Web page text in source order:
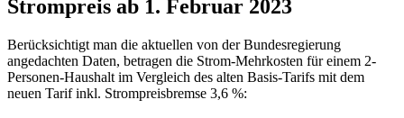
Strompreis ab 1. Februar 2023
Berücksichtigt man die aktuellen von der Bundesregierung
angedachten Daten, betragen die Strom-Mehrkosten für einem 2-
Personen-Haushalt im Vergleich des alten Basis-Tarifs mit dem
neuen Tarif inkl. Strompreisbremse 3,6 %: